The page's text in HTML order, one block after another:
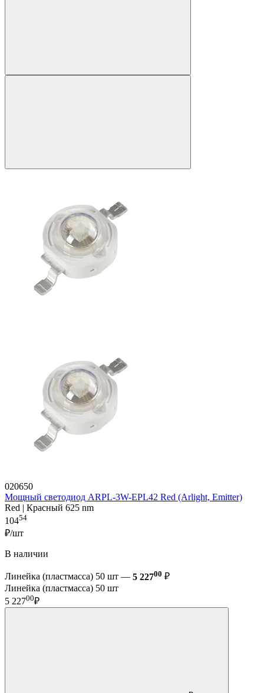
020650
Мощный светодиод ARPL-3W-EPL42 Red (Arlight, Emitter)
Red | Красный 625 nm
10454
₽/шт
В наличии
Линейка (пластмасса) 50 шт — 5 22700 ₽
Линейка (пластмасса) 50 шт
5 22700₽